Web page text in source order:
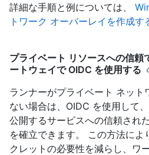
詳細な手順と例については、
トワーク オーバーレイを作成す
プライベート リソースへの信頼
ートウェイで OIDC を使用する
ランナーがプライベート ネット
ない場合は、OIDC を使用して
公開するサービスへの信頼され
を確立できます。 この方法によ
クレットの必要性を減らし、ワ